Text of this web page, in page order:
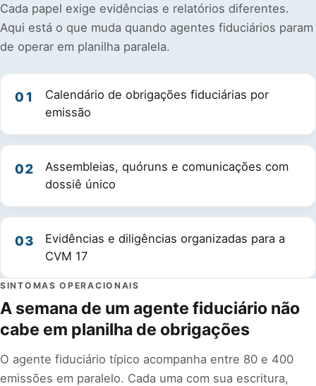
Cada papel exige evidências e relatórios diferentes.
Aqui está o que muda quando agentes fiduciários param
de operar em planilha paralela.
01
Calendário de obrigações fiduciárias por
emissão
02
Assembleias, quóruns e comunicações com
dossiê único
03
Evidências e diligências organizadas para a
CVM 17
SINTOMAS OPERACIONAIS
A semana de um agente fiduciário não
cabe em planilha de obrigações
O agente fiduciário típico acompanha entre 80 e 400
emissões em paralelo. Cada uma com sua escritura,